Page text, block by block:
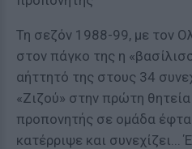
Τη σεζόν 1988-99, με τον
στον πάγκο της η
αήττητό της στους 34
«Ζιζού» στην πρώτη
προπονητής σε ομάδα
κατέρριψε και συνεχίζει...